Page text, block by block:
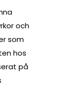
och
som
hos
på